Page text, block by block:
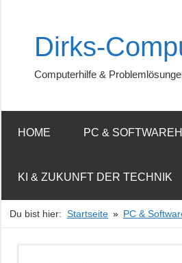
Dirks-
Computerhilfe &
HOME PC &
KI & ZUKUNFT DER TECHNIK
Du bist hier: Startseite PC &